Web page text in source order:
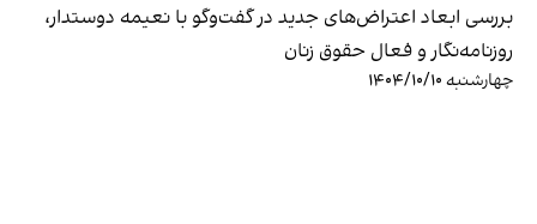
بررسی ابعاد اعتراض‌های جدید در گفت‌وگو با نعیمه دوستدار،
روزنامه‌نگار و فعال حقوق زنان
چهارشنبه ۱۴۰۴/۱۰/۱۰